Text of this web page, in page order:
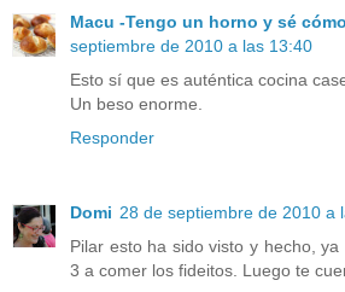
Macu -Tengo un horno y sé
septiembre de 2010 a las 13:40
Esto sí que es auténtica cocina
Un beso enorme.
Responder
Domi 28 de septiembre de 2010 a
Pilar esto ha sido visto y hecho,
3 a comer los fideitos. Luego te